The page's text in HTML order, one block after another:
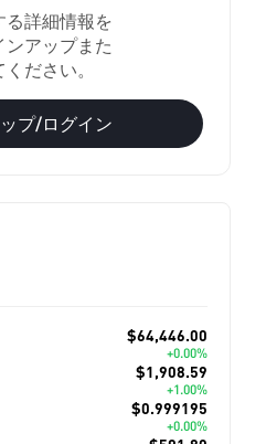
詳細情報を
アップまた
ださい。
プ/ログイン
$64,446.00
+0.00%
$1,908.59
+1.00%
$0.999195
+0.00%